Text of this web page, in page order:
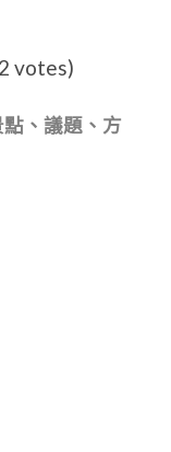
votes)
、議題、方